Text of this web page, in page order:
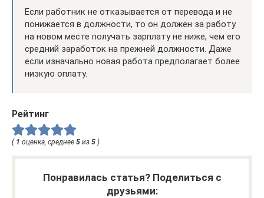
Если работник не отказывается от перевода и не
понижается в должности, то он должен за работу
на новом месте получать зарплату не ниже, чем его
средний заработок на прежней должности. Даже
если изначально новая работа предполагает более
низкую оплату.
Рейтинг
( 1 оценка, среднее 5 из 5 )
Понравилась статья? Поделиться с
друзьями: